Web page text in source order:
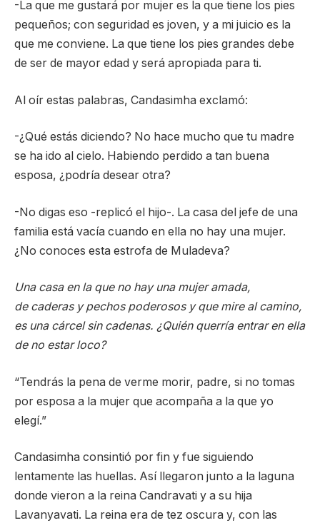
-La que me gustará por mujer es la que tiene los pies
pequeños; con seguridad es joven, y a mi juicio es la
que me conviene. La que tiene los pies grandes debe
de ser de mayor edad y será apropiada para ti.
Al oír estas palabras, Candasimha exclamó:
-¿Qué estás diciendo? No hace mucho que tu madre
se ha ido al cielo. Habiendo perdido a tan buena
esposa, ¿podría desear otra?
-No digas eso -replicó el hijo-. La casa del jefe de una
familia está vacía cuando en ella no hay una mujer.
¿No conoces esta estrofa de Muladeva?
Una casa en la que no hay una mujer amada,
de caderas y pechos poderosos y que mire al camino,
es una cárcel sin cadenas. ¿Quién querría entrar en ella
de no estar loco?
“Tendrás la pena de verme morir, padre, si no tomas
por esposa a la mujer que acompaña a la que yo
elegí.”
Candasimha consintió por fin y fue siguiendo
lentamente las huellas. Así llegaron junto a la laguna
donde vieron a la reina Candravati y a su hija
Lavanyavati. La reina era de tez oscura y, con las